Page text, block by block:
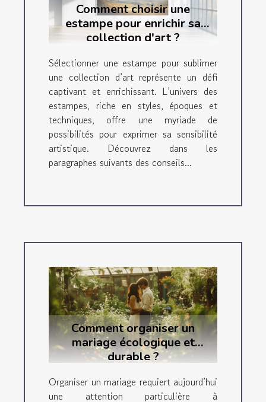
Comment choisir une
estampe pour enrichir sa
collection d'art ?
Sélectionner une estampe pour sublimer
une collection d’art représente un défi
captivant et enrichissant. L’univers des
estampes, riche en styles, époques et
techniques, offre une myriade de
possibilités pour exprimer sa sensibilité
artistique. Découvrez dans les
paragraphes suivants des conseils...
Comment organiser un
mariage écologique et
durable ?
Organiser un mariage requiert aujourd’hui
une attention particulière à